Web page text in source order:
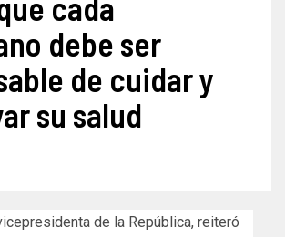
cada
debe ser
de cuidar y
su salud
de la República, reiteró